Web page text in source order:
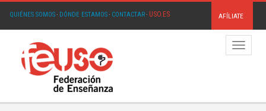
QUIÉNES SOMOS· DÓNDE ESTAMOS· CONTACTAR· USO.ES AFÍLIATE
Menú